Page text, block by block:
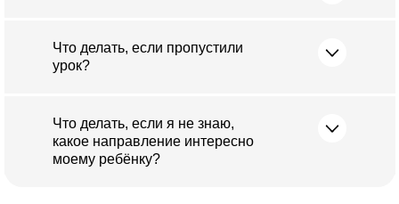
Что делать, если пропустили
урок?
Что делать, если я не знаю,
какое направление интересно
моему ребёнку?